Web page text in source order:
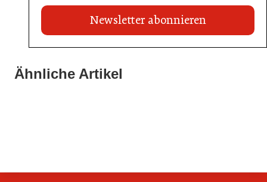
Newsletter abonnieren
Ähnliche Artikel
War die Fußball-WM 2026 für Ihren Betrieb ein
21. Juli 2026
Stipendium für Nachwuchstalent in der Wiener